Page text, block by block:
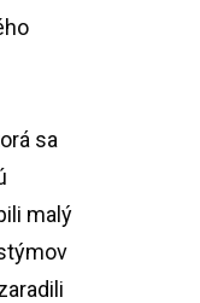
sa
malý